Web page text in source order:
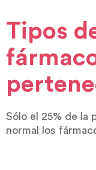
Tipos
Sólo el 25% de la
normal los